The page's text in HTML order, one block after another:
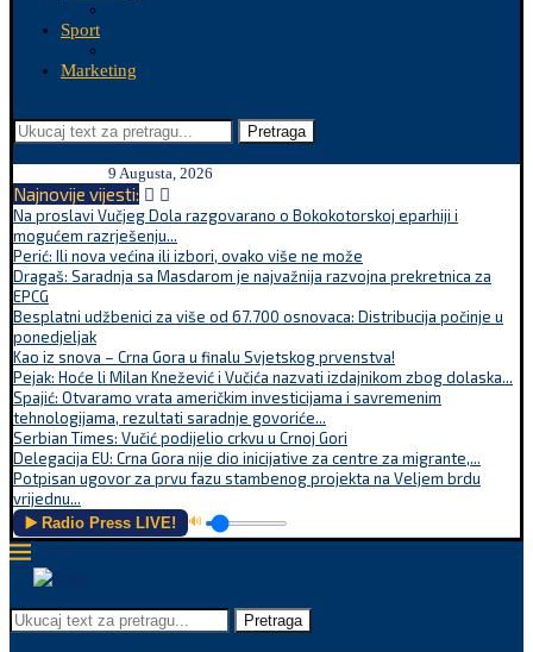
Sport
Marketing
Pretraga
9 Augusta, 2026
Najnovije vijesti:
Na proslavi Vučjeg Dola razgovarano o Bokokotorskoj eparhiji i
mogućem razrješenju...
Perić: Ili nova većina ili izbori, ovako više ne može
Dragaš: Saradnja sa Masdarom je najvažnija razvojna prekretnica za
EPCG
Besplatni udžbenici za više od 67.700 osnovaca: Distribucija počinje u
ponedjeljak
Kao iz snova – Crna Gora u finalu Svjetskog prvenstva!
Pejak: Hoće li Milan Knežević i Vučića nazvati izdajnikom zbog dolaska...
Spajić: Otvaramo vrata američkim investicijama i savremenim
tehnologijama, rezultati saradnje govoriće...
Serbian Times: Vučić podijelio crkvu u Crnoj Gori
Delegacija EU: Crna Gora nije dio inicijative za centre za migrante,...
Potpisan ugovor za prvu fazu stambenog projekta na Veljem brdu
vrijednu...
▶️ Radio Press LIVE! 🔊
Pretraga